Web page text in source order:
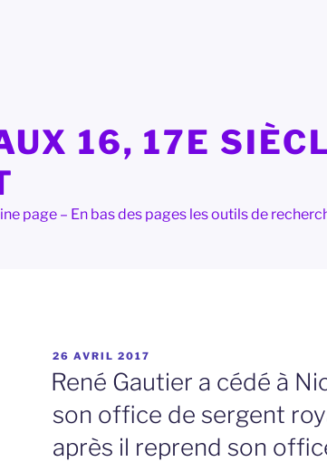
16, 17E
page – En bas des pages les outils de
PUBLIÉ
LE
26 AVRIL 2017
René Gautier a cédé à
son office de sergent
après il reprend son